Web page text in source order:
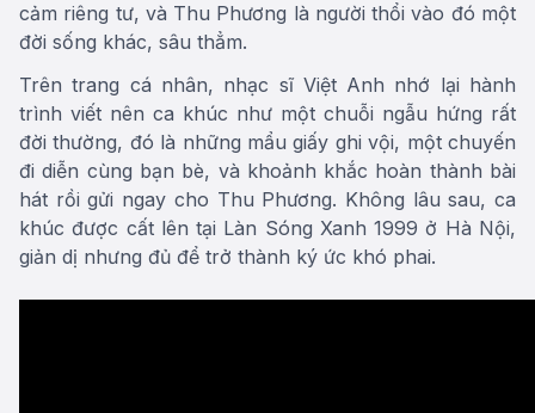
cảm riêng tư, và Thu Phương là người thổi vào đó một
đời sống khác, sâu thẳm.
Trên trang cá nhân, nhạc sĩ Việt Anh nhớ lại hành
trình viết nên ca khúc như một chuỗi ngẫu hứng rất
đời thường, đó là những mẩu giấy ghi vội, một chuyến
đi diễn cùng bạn bè, và khoảnh khắc hoàn thành bài
hát rồi gửi ngay cho Thu Phương. Không lâu sau, ca
khúc được cất lên tại Làn Sóng Xanh 1999 ở Hà Nội,
giản dị nhưng đủ để trở thành ký ức khó phai.